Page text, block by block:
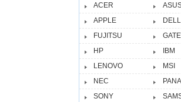
ACER
APPLE
DELL
FUJITSU
HP
IBM
LENOVO
MSI
NEC
SONY